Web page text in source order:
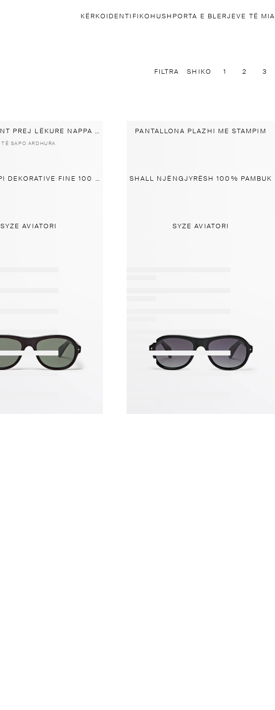
KËRKO IDENTIFIKOHUSHPORTA E BLERJEVE TË MIA
FILTRA SHIKO 1 2 3
RRIP ELEGANT PREJ LËKURE NAPPA ME TEGEL
TË SAPO ARDHURA
PANTALLONA PLAZHI ME STAMPIM
SHAMI XHEPI DEKORATIVE FINE 100 % MËNDAFSH SHALL NJËNGJYRËSH 100% PAMBUK
SYZE AVIATORI SYZE AVIATORI